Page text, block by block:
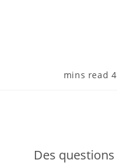
4 mins read
Des